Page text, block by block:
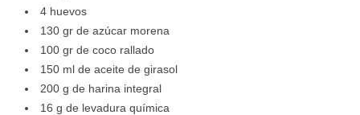
4 huevos
130 gr de azúcar morena
100 gr de coco rallado
150 ml de aceite de girasol
200 g de harina integral
16 g de levadura química